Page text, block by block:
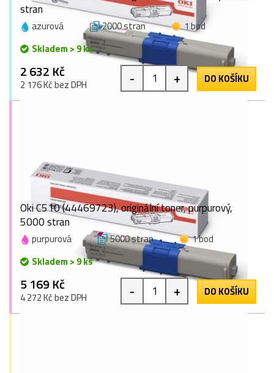
stran
azurová 2000 stran
1 bod
Skladem > 9 ks
2 632 Kč
2 176 Kč bez DPH - + DO KOŠÍKU
Oki C510 (44469723), originální toner, purpurový,
5000 stran
purpurová 5000 stran
1 bod
Skladem > 9 ks
5 169 Kč
4 272 Kč bez DPH - + DO KOŠÍKU